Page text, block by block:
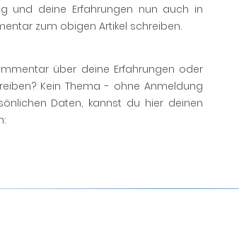
und deine Erfahrungen nun auch in
zum obigen Artikel schreiben.
über deine Erfahrungen oder
Kein Thema - ohne Anmeldung
Daten, kannst du hier deinen